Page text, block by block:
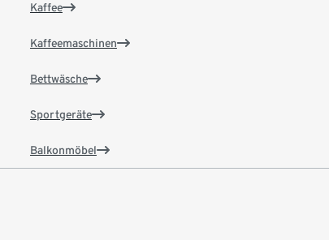
Kaffee
Kaffeemaschinen
Bettwäsche
Sportgeräte
Balkonmöbel